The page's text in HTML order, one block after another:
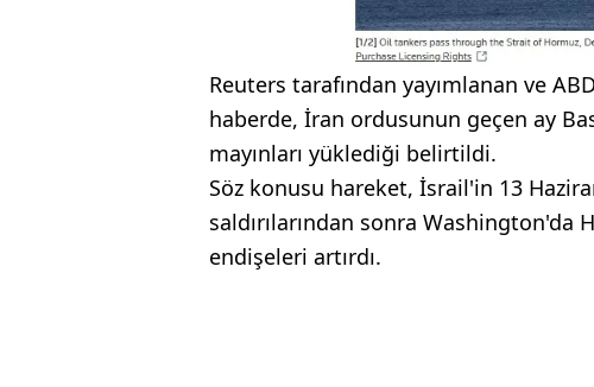
Reuters tarafından yayımlanan ve
haberde, İran ordusunun geçen ay
mayınları yüklediği belirtildi.
Söz konusu hareket, İsrail'in 13
saldırılarından sonra Washington'da
endişeleri artırdı.